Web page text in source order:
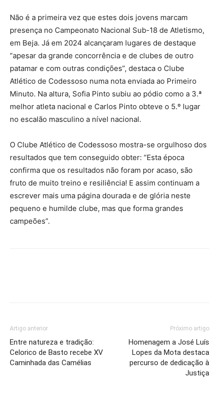
Não é a primeira vez que estes dois jovens marcam
presença no Campeonato Nacional Sub-18 de Atletismo,
em Beja. Já em 2024 alcançaram lugares de destaque
“apesar da grande concorrência e de clubes de outro
patamar e com outras condições”, destaca o Clube
Atlético de Codessoso numa nota enviada ao Primeiro
Minuto. Na altura, Sofia Pinto subiu ao pódio como a 3.ª
melhor atleta nacional e Carlos Pinto obteve o 5.º lugar
no escalão masculino a nível nacional.
O Clube Atlético de Codessoso mostra-se orgulhoso dos
resultados que tem conseguido obter: “Esta época
confirma que os resultados não foram por acaso, são
fruto de muito treino e resiliência! E assim continuam a
escrever mais uma página dourada e de glória neste
pequeno e humilde clube, mas que forma grandes
campeões”.
Artigo anterior
Entre natureza e tradição:
Celorico de Basto recebe XV
Caminhada das Camélias
Próximo artigo
Homenagem a José Luís
Lopes da Mota destaca
percurso de dedicação à
Justiça